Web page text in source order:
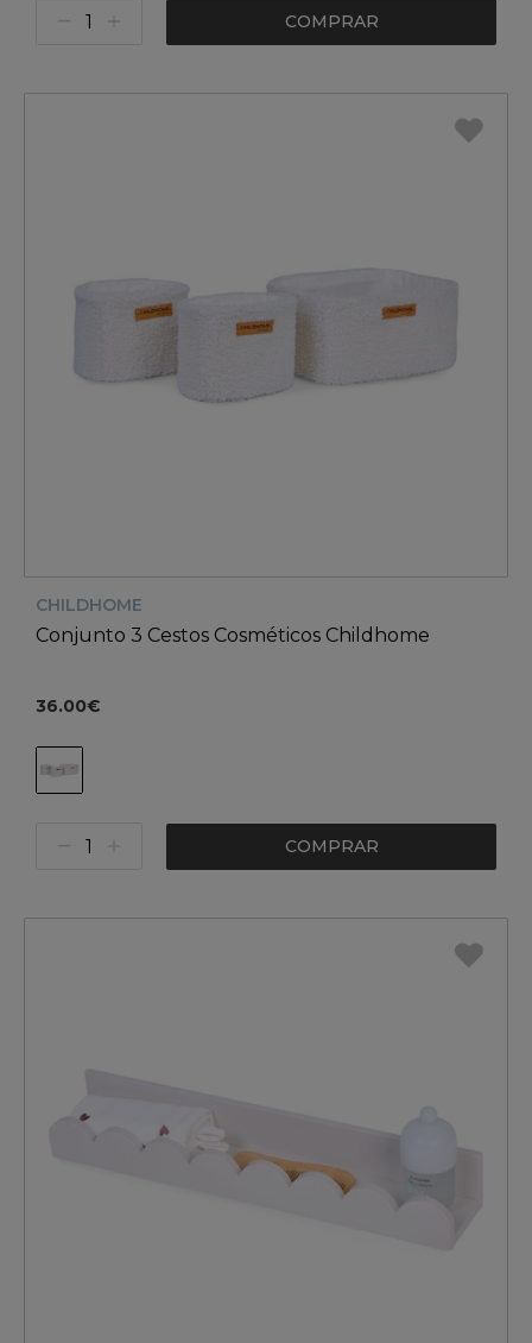
COMPRAR
CHILDHOME
Conjunto 3 Cestos Cosméticos Childhome
36.00€
COMPRAR